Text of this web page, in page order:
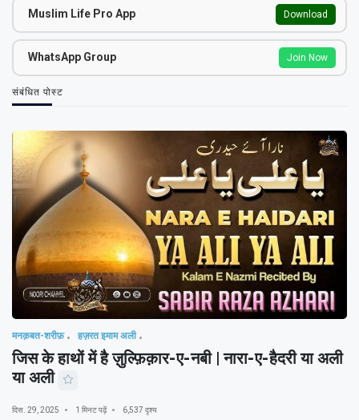
Muslim Life Pro App Download
WhatsApp Group Join Now
संबंधित पोस्ट
मनक़बत-शरीफ़ हज़रत इमाम अली
जिस के हाथों में है ज़ुल्फ़िक़ार-ए-नबी | नारा-ए-हैदरी या अली
या अली
दिस. 29, 2025 1 मिनट पढ़ें 6,537 दृश्य